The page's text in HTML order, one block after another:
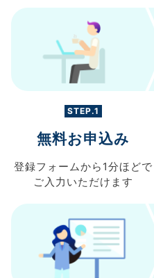
STEP.1
無料お申込み
登録フォームから 1分ほどで
ご入力 いただけます